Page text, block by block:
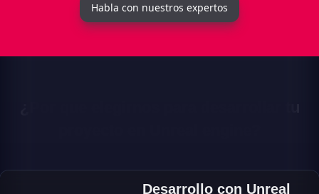
Habla con nuestros expertos
Desarrollo con Unreal